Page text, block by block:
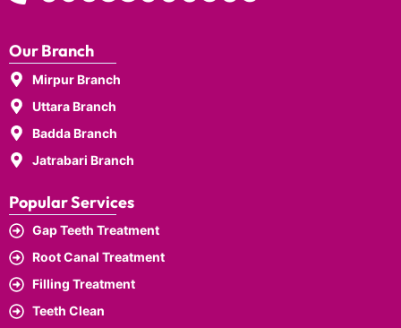
Our Branch
Mirpur Branch
Uttara Branch
Badda Branch
Jatrabari Branch
Popular Services
Gap Teeth Treatment
Root Canal Treatment
Filling Treatment
Teeth Clean